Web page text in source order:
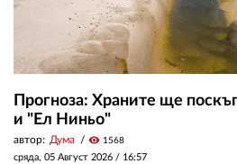
Прогноза: Храните ще
и "Ел Ниньо"
автор: Дума visibility 1568
сряда, 05 Август 2026 / 16:57